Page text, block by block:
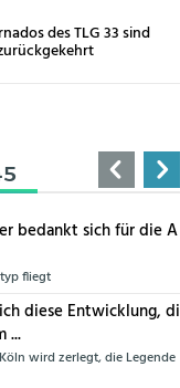
des TLG 33 sind
bedankt sich für die A
fliegt
diese Entwicklung, di
...
wird zerlegt, die Legende